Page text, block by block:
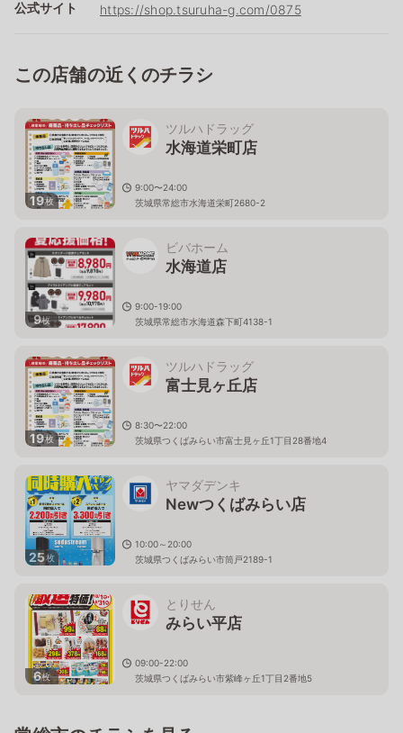
公式サイト https://shop.tsuruha-g.com/0875
この店舗の近くのチラシ
19枚
ツルハドラッグ
水海道栄町店
9:00〜24:00
茨城県常総市水海道栄町2680-2
9枚
ビバホーム
水海道店
9:00-19:00
茨城県常総市水海道森下町4138-1
19枚
ツルハドラッグ
富士見ヶ丘店
8:30〜22:00
茨城県つくばみらい市富士見ヶ丘1丁目28番地4
25枚
ヤマダデンキ
Newつくばみらい店
10:00～20:00
茨城県つくばみらい市筒戸2189-1
6枚
とりせん
みらい平店
09:00-22:00
茨城県つくばみらい市紫峰ヶ丘1丁目2番地5